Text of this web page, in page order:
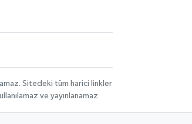
Sitedeki tüm harici linkler
ve yayınlanamaz